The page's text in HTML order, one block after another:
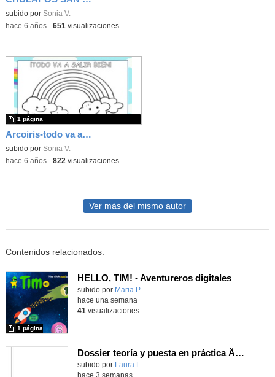
subido por Sonia V.
-hace 6 años- 651 visualizaciones
Arcoiris-todo va a salir bien
subido por Sonia V.
1 página
-hace 6 años- 822 visualizaciones
Ver más del mismo autor
Contenidos relacionados:
HELLO, TIM! - Aventureros digitales
Contenido educativo.
subido por Maria P.
1 página
hace una semana
41 visualizaciones
Dossier teoría y puesta en práctica Äprendizaje Basado en Juegos en Educación Infantil y Primaria
Contenido educativo.
subido por Laura L.
hace 3 semanas